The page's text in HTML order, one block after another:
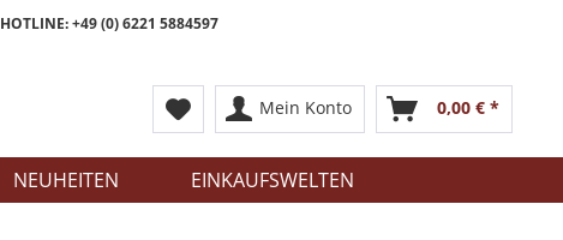
HOTLINE: +49 (0) 6221 5884597
Mein Konto 0,00 € *
NEUHEITEN EINKAUFSWELTEN